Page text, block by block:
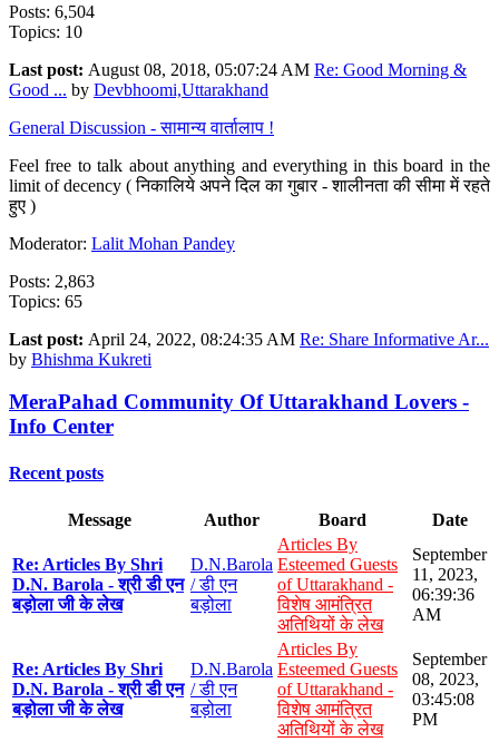
Posts: 6,504
Topics: 10
Last post: August 08, 2018, 05:07:24 AM Re: Good Morning &
Good ... by Devbhoomi,Uttarakhand
General Discussion - सामान्य वार्तालाप !
Feel free to talk about anything and everything in this board in the
limit of decency ( निकालिये अपने दिल का गुबार - शालीनता की सीमा में रहते
हुए )
Moderator: Lalit Mohan Pandey
Posts: 2,863
Topics: 65
Last post: April 24, 2022, 08:24:35 AM Re: Share Informative Ar...
by Bhishma Kukreti
MeraPahad Community Of Uttarakhand Lovers -
Info Center
Recent posts
Message Author Board Date
Re: Articles By Shri
D.N. Barola - श्री डी एन
बड़ोला जी के लेख
D.N.Barola
/ डी एन
बड़ोला
Articles By
Esteemed Guests
of Uttarakhand -
विशेष आमंत्रित
अतिथियों के लेख
September
11, 2023,
06:39:36
AM
Re: Articles By Shri
D.N. Barola - श्री डी एन
बड़ोला जी के लेख
D.N.Barola
/ डी एन
बड़ोला
Articles By
Esteemed Guests
of Uttarakhand -
विशेष आमंत्रित
अतिथियों के लेख
September
08, 2023,
03:45:08
PM